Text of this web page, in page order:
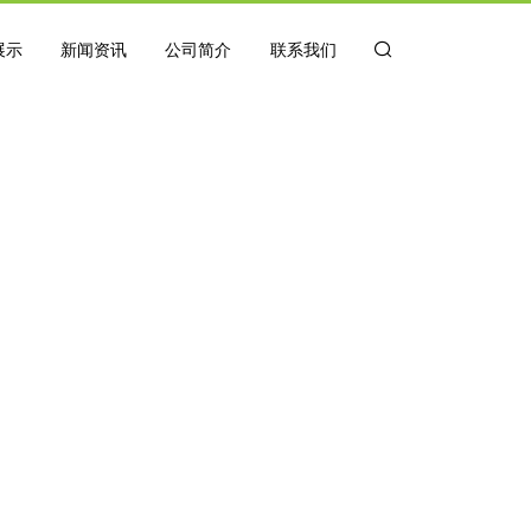
示 新闻资讯 公司简介 联系我们